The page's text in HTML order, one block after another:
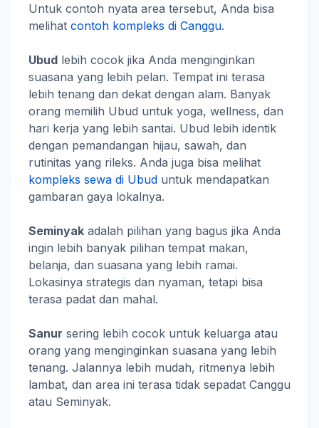
Untuk contoh nyata area tersebut, Anda bisa
melihat contoh kompleks di Canggu.
Ubud lebih cocok jika Anda menginginkan
suasana yang lebih pelan. Tempat ini terasa
lebih tenang dan dekat dengan alam. Banyak
orang memilih Ubud untuk yoga, wellness, dan
hari kerja yang lebih santai. Ubud lebih identik
dengan pemandangan hijau, sawah, dan
rutinitas yang rileks. Anda juga bisa melihat
kompleks sewa di Ubud untuk mendapatkan
gambaran gaya lokalnya.
Seminyak adalah pilihan yang bagus jika Anda
ingin lebih banyak pilihan tempat makan,
belanja, dan suasana yang lebih ramai.
Lokasinya strategis dan nyaman, tetapi bisa
terasa padat dan mahal.
Sanur sering lebih cocok untuk keluarga atau
orang yang menginginkan suasana yang lebih
tenang. Jalannya lebih mudah, ritmenya lebih
lambat, dan area ini terasa tidak sepadat Canggu
atau Seminyak.